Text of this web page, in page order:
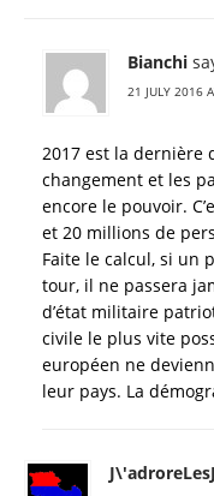
Bianchi
21 JULY 2016
2017 est la dernière
changement et les
encore le pouvoir.
et 20 millions de
Faite le calcul, si un
tour, il ne passera
d’état militaire
civile le plus vite
européen ne
leur pays. La